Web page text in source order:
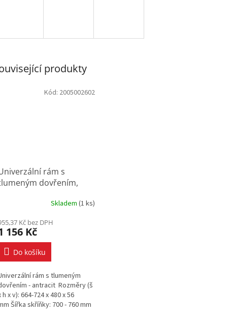
produkty
rám s
dovřením,
Skladem (1 ks)
Kč bez DPH
156 Kč
Do košíku
rám s tlumeným
- antracit Rozměry (š
h x v): 664-724 x 480 x 56
Šířka skříňky: 700 - 760 mm
Kód: 2005002602